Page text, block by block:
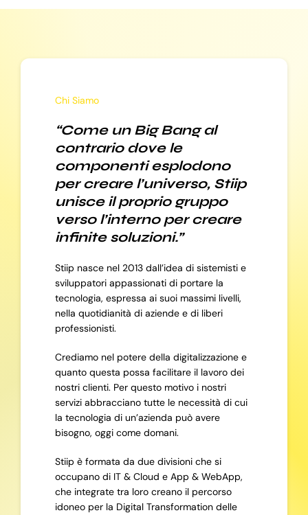
Chi Siamo
“Come un Big Bang al
contrario dove le
componenti esplodono
per creare l’universo, Stiip
unisce il proprio gruppo
verso l’interno per creare
infinite soluzioni.”
Stiip nasce nel 2013 dall’idea di sistemisti e
sviluppatori appassionati di portare la
tecnologia, espressa ai suoi massimi livelli,
nella quotidianità di aziende e di liberi
professionisti.
Crediamo nel potere della digitalizzazione e
quanto questa possa facilitare il lavoro dei
nostri clienti. Per questo motivo i nostri
servizi abbracciano tutte le necessità di cui
la tecnologia di un’azienda può avere
bisogno, oggi come domani.
Stiip è formata da due divisioni che si
occupano di IT & Cloud e App & WebApp,
che integrate tra loro creano il percorso
idoneo per la Digital Transformation delle